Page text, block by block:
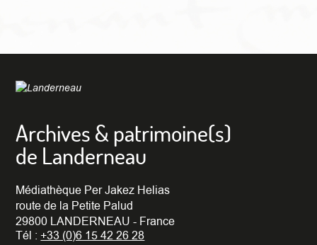
Archives & patrimoine(s)
de Landerneau
Médiathèque Per Jakez Helias
route de la Petite Palud
29800 LANDERNEAU - France
Tél :+33 (0)6 15 42 26 28